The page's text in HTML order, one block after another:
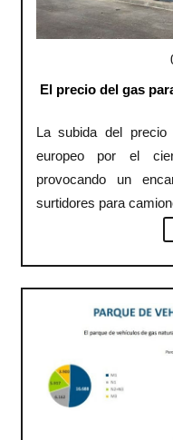
El precio del gas
La subida del
europeo por el
provocando un
surtidores para